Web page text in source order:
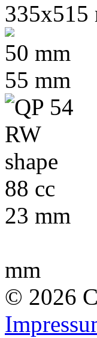
335x515
50 mm
55 mm
88 cc
23 mm
mm
© 2026